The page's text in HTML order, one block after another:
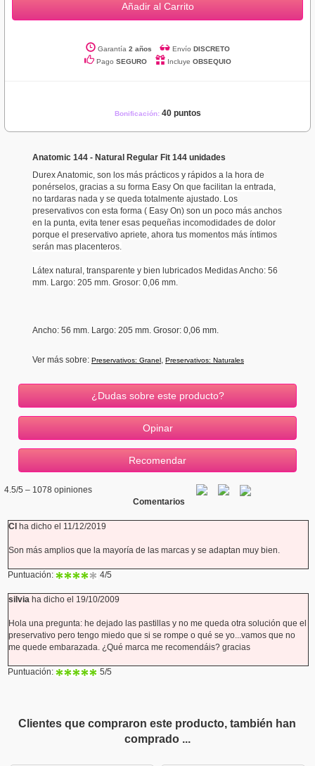
Añadir al Carrito
Garantía 2 años Envío DISCRETO
Pago SEGURO Incluye OBSEQUIO
Bonificación: 40 puntos
Anatomic 144 - Natural Regular Fit 144 unidades
Durex Anatomic, son los más prácticos y rápidos a la hora de
ponérselos, gracias a su forma Easy On que facilitan la entrada,
no tardaras nada y se queda totalmente ajustado. Los
preservativos con esta forma ( Easy On) son un poco más anchos
en la punta, evita tener esas pequeñas incomodidades de dolor
porque el preservativo apriete, ahora tus momentos más íntimos
serán mas placenteros.
Látex natural, transparente y bien lubricados Medidas Ancho: 56
mm. Largo: 205 mm. Grosor: 0,06 mm.
Ancho: 56 mm. Largo: 205 mm. Grosor: 0,06 mm.
Ver más sobre: Preservativos: Granel, Preservativos: Naturales
¿Dudas sobre este producto?
4.5/5 – 1078 opiniones
Comentarios
Cl ha dicho el 11/12/2019
Son más amplios que la mayoría de las marcas y se adaptan muy bien.
Puntuación: 4/5
silviaha dicho el 19/10/2009
Hola una pregunta: he dejado las pastillas y no me queda otra solución que el
preservativo pero tengo miedo que si se rompe o qué se yo...vamos que no
me quede embarazada. ¿Qué marca me recomendáis? gracias
Puntuación: 5/5
Clientes que compraron este producto, también han
comprado ...